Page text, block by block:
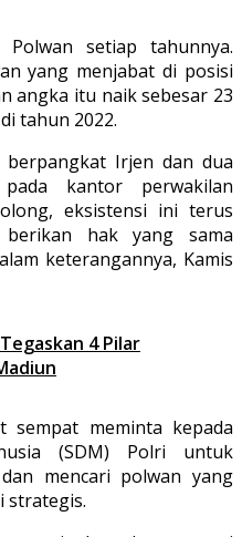
setiap tahunnya.
yang menjabat di posisi
angka itu naik sebesar 23
tahun 2022.
Irjen dan dua
kantor perwakilan
eksistensi ini terus
berikan hak yang sama
keterangannya, Kamis
4 Pilar
sempat meminta kepada
(SDM) Polri untuk
mencari polwan yang
strategis.